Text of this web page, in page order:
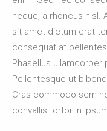
neque, a rhoncus nisl.
sit amet dictum erat
consequat at
Phasellus ullamcorper
Pellentesque ut
Cras commodo sem
convallis tortor in